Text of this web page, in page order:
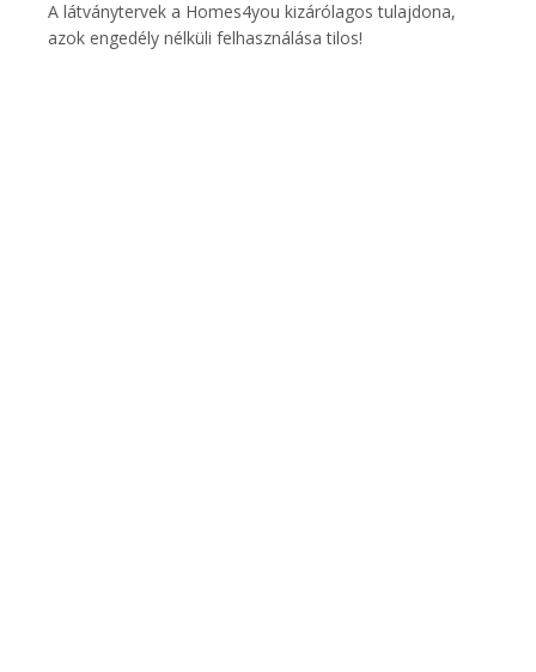
A látványtervek a Homes4you kizárólagos tulajdona,
azok engedély nélküli felhasználása tilos!